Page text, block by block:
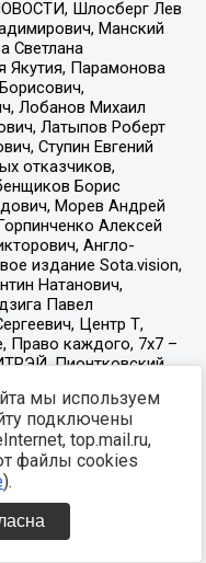
мы используем
подключены
top.mail.ru,
файлы cookies
).